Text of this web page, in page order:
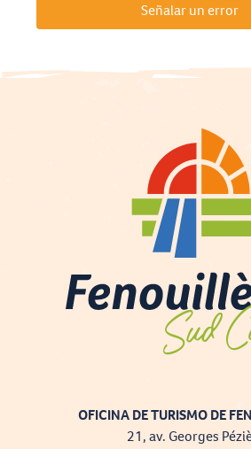
Señalar un error
OFICINA DE TURISMO DE
21, av. Georges